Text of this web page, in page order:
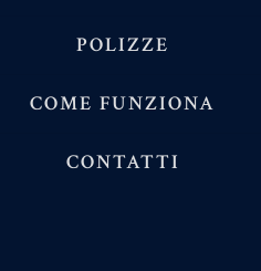
POLIZZE
COME FUNZIONA
CONTATTI